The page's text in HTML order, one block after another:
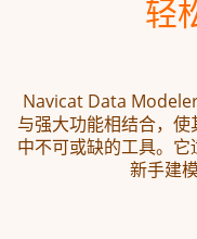
轻
Navicat Data
与强大功能相结合，
中不可或缺的工具。
新手建